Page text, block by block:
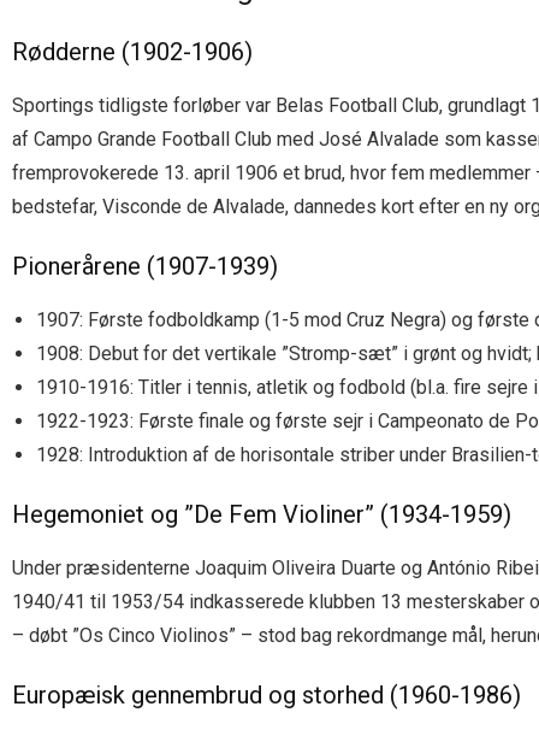
Rødderne (1902-1906)
Sportings tidligste forløber var Belas Football Club,
af Campo Grande Football Club med José Alvalade som
fremprovokerede 13. april 1906 et brud, hvor fem
bedstefar, Visconde de Alvalade, dannedes kort efter en ny
Pionerårene (1907-1939)
1907: Første fodboldkamp (1-5 mod Cruz Negra) og
1908: Debut for det vertikale ”Stromp-sæt” i grønt og
1910-1916: Titler i tennis, atletik og fodbold (bl.a. fire sejre
1922-1923: Første finale og første sejr i Campeonato de
1928: Introduktion af de horisontale striber under
Hegemoniet og ”De Fem Violiner” (1934-1959)
Under præsidenterne Joaquim Oliveira Duarte og António
1940/41 til 1953/54 indkasserede klubben 13 mesterskaber
– døbt ”Os Cinco Violinos” – stod bag rekordmange mål,
Europæisk gennembrud og storhed (1960-1986)